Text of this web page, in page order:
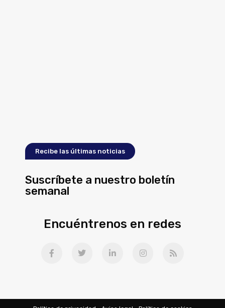
Recibe las últimas noticias
Suscríbete a nuestro boletín
semanal
Encuéntrenos en redes